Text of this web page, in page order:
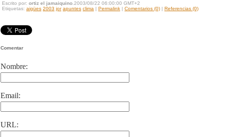
Escrito por: ortiz el jamaiquino .2003/08/22 06:00:00 GMT+2
Etiquetas: aigües 2003 jor apuntes clima | Permalink | Comentarios (0) | Referencias (0)
Comentar
Nombre:
Email:
URL: